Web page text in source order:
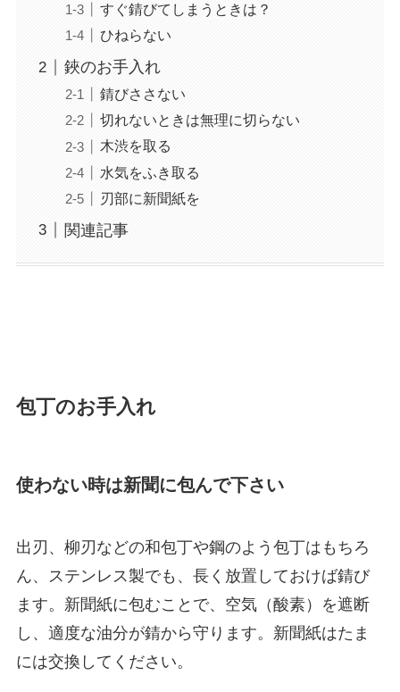
すぐ錆びてしまうときは？
ひねらない
鋏のお手入れ
錆びささない
切れないときは無理に切らない
木渋を取る
水気をふき取る
刃部に新聞紙を
関連記事
包丁のお手入れ
使わない時は新聞に包んで下さい
出刃、柳刃などの和包丁や鋼のよう包丁はもちろ
ん、ステンレス製でも、長く放置しておけば錆び
ます。新聞紙に包むことで、空気（酸素）を遮断
し、適度な油分が錆から守ります。新聞紙はたま
には交換してください。